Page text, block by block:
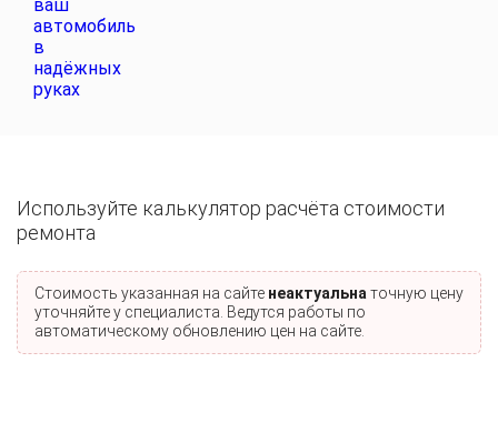
Используйте калькулятор расчёта стоимости
ремонта
Стоимость указанная на сайте неактуальна точную цену
уточняйте у специалиста. Ведутся работы по
автоматическому обновлению цен на сайте.